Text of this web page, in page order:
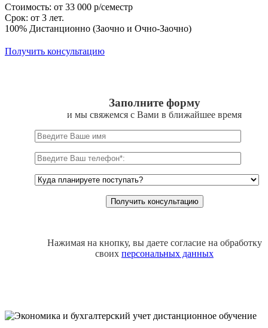
Стоимость: от 33 000 р/семестр
Срок: от 3 лет.
100% Дистанционно (Заочно и Очно-Заочно)
Получить консультацию
Заполните форму
и мы свяжемся с Вами в ближайшее время
Нажимая на кнопку, вы даете согласие на обработку
своих персональных данных